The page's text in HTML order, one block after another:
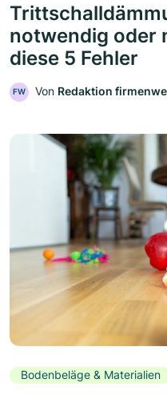
notwendig oder
diese 5 Fehler
FW Von Redaktion
Bodenbeläge & Materialien